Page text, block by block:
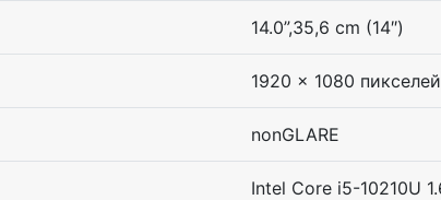
14.0”,35,6 cm (14″)
1920 x 1080
nonGLARE
Intel Core i5-10210U